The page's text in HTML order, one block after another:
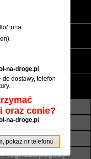
Transport luzem
Płatność
Atesty i referencje
Prognoza pogody
tona
na-droge.pl
dostawy, telefon
oraz cenie?
na-droge.pl
pokaż nr telefonu